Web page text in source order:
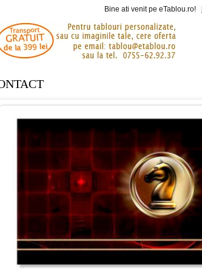
Bine ati venit pe eTablou.ro!